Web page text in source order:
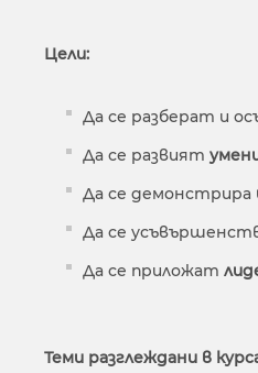
Цели:
Да се разберат и
Да се развият
Да се демонстрира
Да се
Да се приложат
Теми разглеждани в